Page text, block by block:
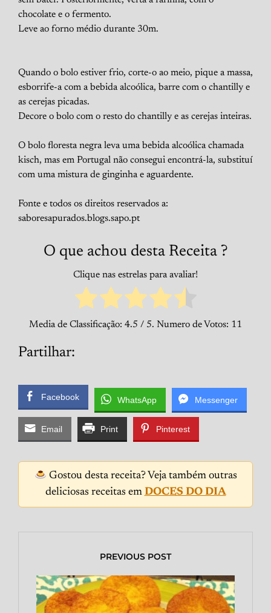
chocolate e o fermento.
Leve ao forno médio durante 30m.
Quando o bolo estiver frio, corte-o ao meio, pique a massa,
esborrife-a com a bebida alcoólica, barre com o chantilly e
as cerejas picadas.
Decore o bolo com o resto do chantilly e as cerejas inteiras.
O bolo floresta negra leva uma bebida alcoólica chamada
kisch, mas em Portugal não consegui encontrá-la, substituí
com uma mistura de ginginha e aguardente.
Fonte e todos os direitos reservados a:
saboresapurados.blogs.sapo.pt
O que achou desta Receita ?
Clique nas estrelas para avaliar!
Media de Classificação: 4.5 / 5. Numero de Votos: 11
Partilhar:
Facebook WhatsApp Messenger
Email Print Pinterest
Gostou desta receita? Veja também outras
deliciosas receitas em DOCES DO DIA
PREVIOUS POST